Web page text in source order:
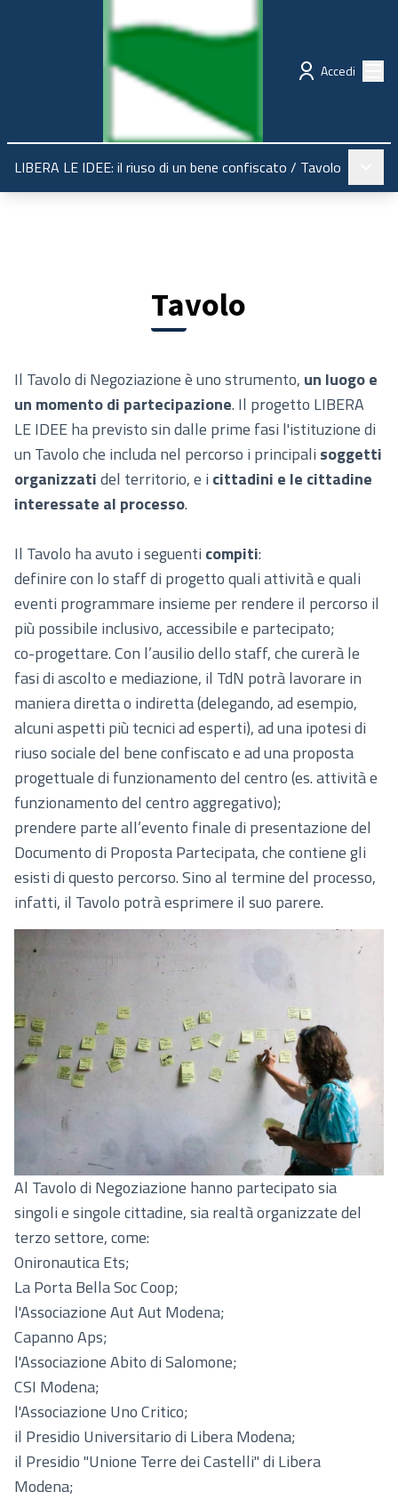
Regione Emilia-Romagna Partecipazione
Accedi
LIBERA LE IDEE: il riuso di un bene confiscato / Tavolo
Tavolo
Il Tavolo di Negoziazione è uno strumento, un luogo e
un momento di partecipazione. Il progetto LIBERA
LE IDEE ha previsto sin dalle prime fasi l'istituzione di
un Tavolo che includa nel percorso i principali soggetti
organizzatidel territorio, e i cittadini e le cittadine
interessate al processo.
Il Tavolo ha avuto i seguenti compiti:
definire con lo staff di progetto quali attività e quali
eventi programmare insieme per rendere il percorso il
più possibile inclusivo, accessibile e partecipato;
co-progettare. Con l’ausilio dello staff, che curerà le
fasi di ascolto e mediazione, il TdN potrà lavorare in
maniera diretta o indiretta (delegando, ad esempio,
alcuni aspetti più tecnici ad esperti), ad una ipotesi di
riuso sociale del bene confiscato e ad una proposta
progettuale di funzionamento del centro (es. attività e
funzionamento del centro aggregativo);
prendere parte all’evento finale di presentazione del
Documento di Proposta Partecipata, che contiene gli
esisti di questo percorso. Sino al termine del processo,
infatti, il Tavolo potrà esprimere il suo parere.
Al Tavolo di Negoziazione hanno partecipato sia
singoli e singole cittadine, sia realtà organizzate del
terzo settore, come:
Onironautica Ets;
La Porta Bella Soc Coop;
l'Associazione Aut Aut Modena;
Capanno Aps;
l'Associazione Abito di Salomone;
CSI Modena;
l'Associazione Uno Critico;
il Presidio Universitario di Libera Modena;
il Presidio "Unione Terre dei Castelli" di Libera
Modena;